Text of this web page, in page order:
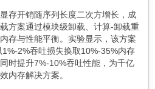
存开销随序列长度二次方增长，成
方案通过模块级卸载、计算-卸载重
存与性能平衡。实验显示，该方案
2%吞吐损失换取10%-35%内存
时提升7%-10%吞吐性能，为千亿
内存解决方案。